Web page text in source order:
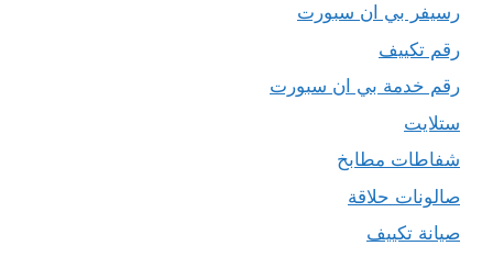
رسيفر بي ان سبورت
رقم تكييف
رقم خدمة بي ان سبورت
ستلايت
شفاطات مطابخ
صالونات حلاقة
صيانة تكييف